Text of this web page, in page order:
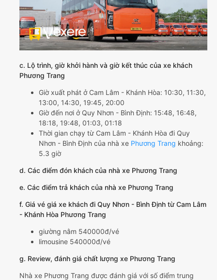
c. Lộ trình, giờ khởi hành và giờ kết thúc của xe khách
Phương Trang
Giờ xuất phát ở Cam Lâm - Khánh Hòa: 10:30, 11:30,
13:00, 14:30, 19:45, 20:00
Giờ đến nơi ở Quy Nhơn - Bình Định: 15:48, 16:48,
18:18, 19:48, 01:03, 01:18
Thời gian chạy từ Cam Lâm - Khánh Hòa đi Quy
Nhơn - Bình Định của nhà xe Phương Trang khoảng:
5.3 giờ
d. Các điểm đón khách của nhà xe Phương Trang
e. Các điểm trả khách của nhà xe Phương Trang
f. Giá vé giá xe khách đi Quy Nhơn - Bình Định từ Cam Lâm
- Khánh Hòa Phương Trang
giường nằm 540000đ/vé
limousine 540000đ/vé
g. Review, đánh giá chất lượng xe Phương Trang
Nhà xe Phương Trang được đánh giá với số điểm trung